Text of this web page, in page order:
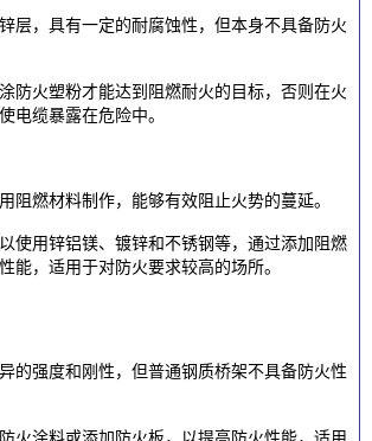
层，具有一定的耐腐蚀性，但本身不具备防火
防火塑粉才能达到阻燃耐火的目标，否则在火
电缆暴露在危险中。
阻燃材料制作，能够有效阻止火势的蔓延。
使用锌铝镁、镀锌和不锈钢等，通过添加阻燃
能，适用于对防火要求较高的场所。
的强度和刚性，但普通钢质桥架不具备防火性